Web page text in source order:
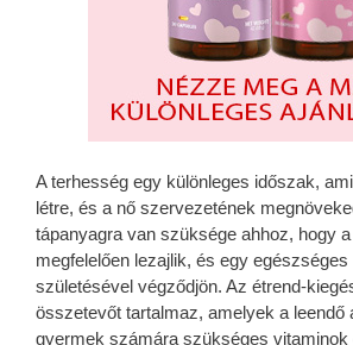
A terhesség egy különleges időszak,
létre, és a nő szervezetének
tápanyagra van szüksége ahhoz, hogy
megfelelően lezajlik, és egy egészséges
születésével végződjön. Az étrend-
összetevőt tartalmaz, amelyek a leendő
gyermek számára szükséges vitaminok